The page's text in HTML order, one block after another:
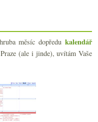
svahu
měsíc dopředukalendář
(ale i jinde), uvítám Vaše